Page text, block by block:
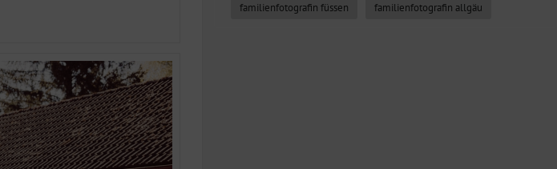
familienfotografin füssen familienfotografin allgäu